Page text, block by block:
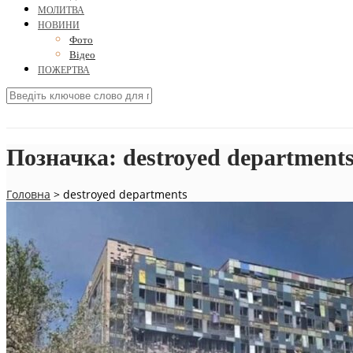
МОЛИТВА
НОВИНИ
Фото
Відео
ПОЖЕРТВА
Позначка: destroyed
Головна > destroyed departments